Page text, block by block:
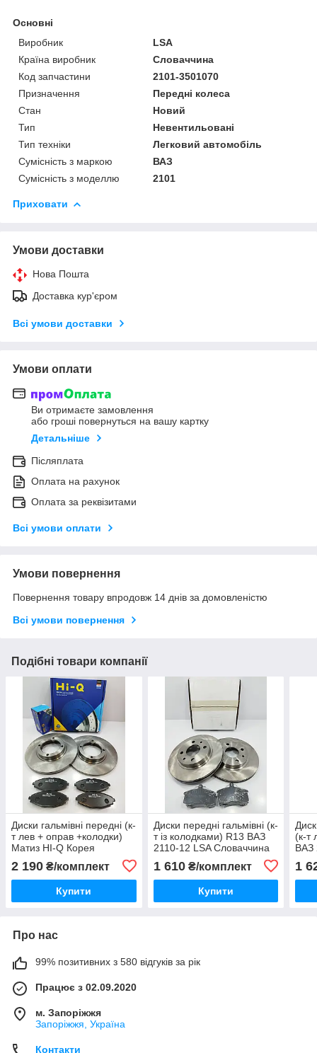
Основні
Виробник
LSA
Країна виробник
Словаччина
Код запчастини
2101-3501070
Призначення
Передні колеса
Стан
Новий
Тип
Невентильовані
Тип техніки
Легковий автомобіль
Сумісність з маркою
ВАЗ
Сумісність з моделлю
2101
Приховати
Умови доставки
Нова Пошта
Доставка кур'єром
Всі умови доставки
Умови оплати
Ви отримаєте замовлення
або гроші повернуться на вашу картку
Детальніше
Післяплата
Оплата на рахунок
Оплата за реквізитами
Всі умови оплати
Умови повернення
Повернення товару впродовж 14 днів за домовленістю
Всі умови повернення
Подібні товари компанії
Диски гальмівні передні (к-
т лев + оправ +колодки)
Матиз HI-Q Корея
2 190 ₴/комплект
Купити
Диски передні гальмівні (к-
т із колодками) R13 ВАЗ
2110-12 LSA Словаччина
1 610₴/комплект
Купити
(к-т
ВАЗ
1
Про нас
99% позитивних з 580 відгуків за рік
Працює з 02.09.2020
м. Запоріжжя
Запоріжжя, Україна
Контакти